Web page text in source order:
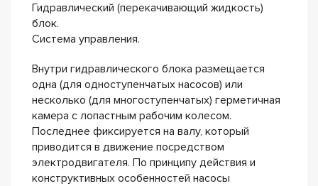
Гидравлический (перекачивающий жидкость)
блок.
Система управления.
Внутри гидравлического блока размещается
одна (для одноступенчатых насосов) или
несколько (для многоступенчатых) герметичная
камера с лопастным рабочим колесом.
Последнее фиксируется на валу, который
приводится в движение посредством
электродвигателя. По принципу действия и
конструктивных особенностей насосы